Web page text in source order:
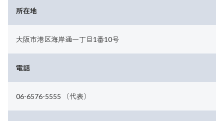
所在地
大阪市港区海岸通一丁目1番10号
電話
06-6576-5555 （代表）